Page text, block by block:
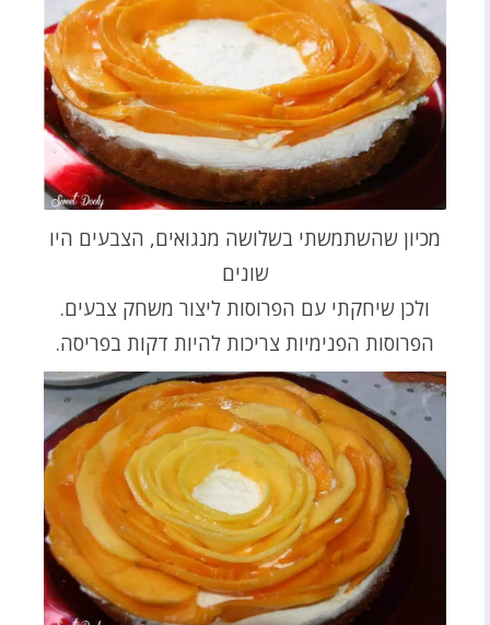
מכיון שהשתמשתי בשלושה מנגואים, הצבעים היו
שונים
ולכן שיחקתי עם הפרוסות ליצור משחק צבעים.
הפרוסות הפנימיות צריכות להיות דקות בפריסה.